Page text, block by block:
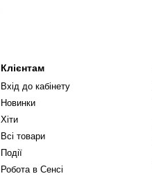
Клієнтам
Вхід до кабінету
Новинки
Хіти
Всі товари
Події
Робота в Сенсі